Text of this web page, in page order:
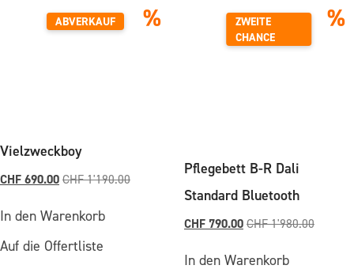
ABVERKAUF %
Vielzweckboy
CHF690.00 CHF1'190.00
In den Warenkorb
Auf die Offertliste
ZWEITE
CHANCE
%
Pflegebett B-R Dali
Standard Bluetooth
CHF790.00 CHF1'980.00
In den Warenkorb